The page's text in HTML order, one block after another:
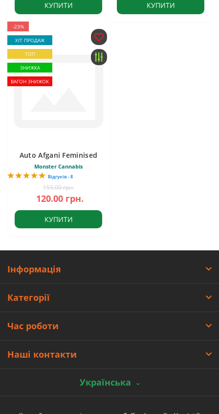
КУПИТИ КУПИТИ
-23%
ХІТ ПРОДАЖ
ТОП
ЗНИЖКА
ВАГОН ЗНИЖОК
Auto Afgani Feminised
Monster Cannabis
Відгуків - 8
155.00 грн.
120.00 грн.
КУПИТИ
Інформація
Категорії
Час роботи
Наші контакти
Українська